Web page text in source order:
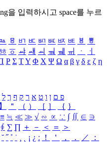
을 입력하시고 space를 누르
ㅰ ㅱ ㅲ ㅳ ㅴ ㅵ ㅶ ㅷ ㅸ
ㅹ
ㆆ ㆇ ㆈ ㆉ ㆊ ㆋ ㆌ ㆍ
ㆎ
Ρ Σ ΤΥ Φ Χ Ψ Ω α β γ δ ε ζ η
פ ם ן ו ט א ר ק ף ך ל
】 ＂ （ ） ［ ］ ｛ ｝
≡ ≒ ≪ ≫ √ ∽ ∝ ∵ ∫ ∬ ∈ ∋
∮ ∑ ∏ ＋ － ＜ ＝
＞
˘ ˝ ˚ ˙ ¸ ¡ ¿ ː ！ ＇ ， ． ／
：